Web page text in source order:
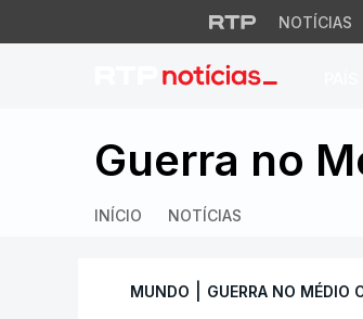
NOTÍCIAS
Israel
Guerra no
INÍCIO NOTÍCIAS
MUNDO GUERRA NO MÉDIO